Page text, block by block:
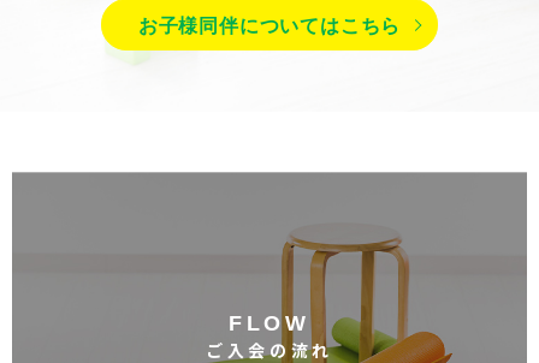
お子様同伴についてはこちら
FLOW
ご入会の流れ